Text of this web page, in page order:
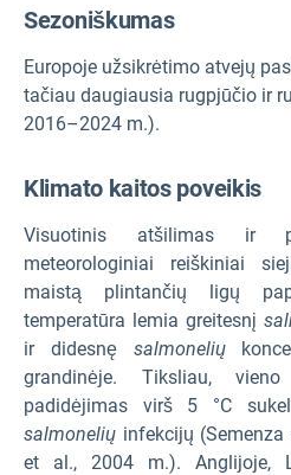
Sezoniškumas
Europoje užsikrėtimo atvejų
tačiau daugiausia rugpjūčio ir
2016–2024 m.).
Klimato kaitos poveikis
Visuotinis atšilimas ir
meteorologiniai reiškiniai
maistą plintančių ligų
temperatūra lemia greitesnį
ir didesnę salmonelių
grandinėje. Tiksliau,
padidėjimas virš 5 °C
salmonelių infekcijų
et al., 2004 m.). Anglijoje,